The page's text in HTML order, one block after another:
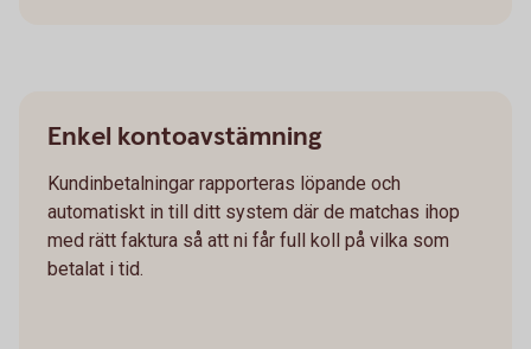
Enkel kontoavstämning
Kundinbetalningar rapporteras löpande och
automatiskt in till ditt system där de matchas ihop
med rätt faktura så att ni får full koll på vilka som
betalat i tid.